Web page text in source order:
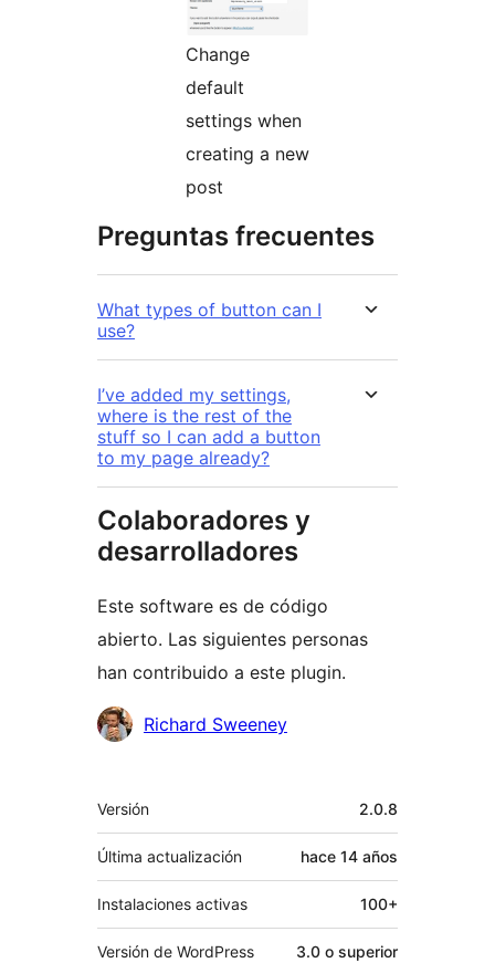
Change
default
settings when
creating a new
post
Preguntas frecuentes
What types of button can I
use?
I’ve added my settings,
where is the rest of the
stuff so I can add a button
to my page already?
Colaboradores y
desarrolladores
Este software es de código
abierto. Las siguientes personas
han contribuido a este plugin.
Colaboradores
Richard Sweeney
Meta
Versión 2.0.8
Última actualización hace 14 años
Instalaciones activas 100+
Versión de WordPress 3.0 o superior